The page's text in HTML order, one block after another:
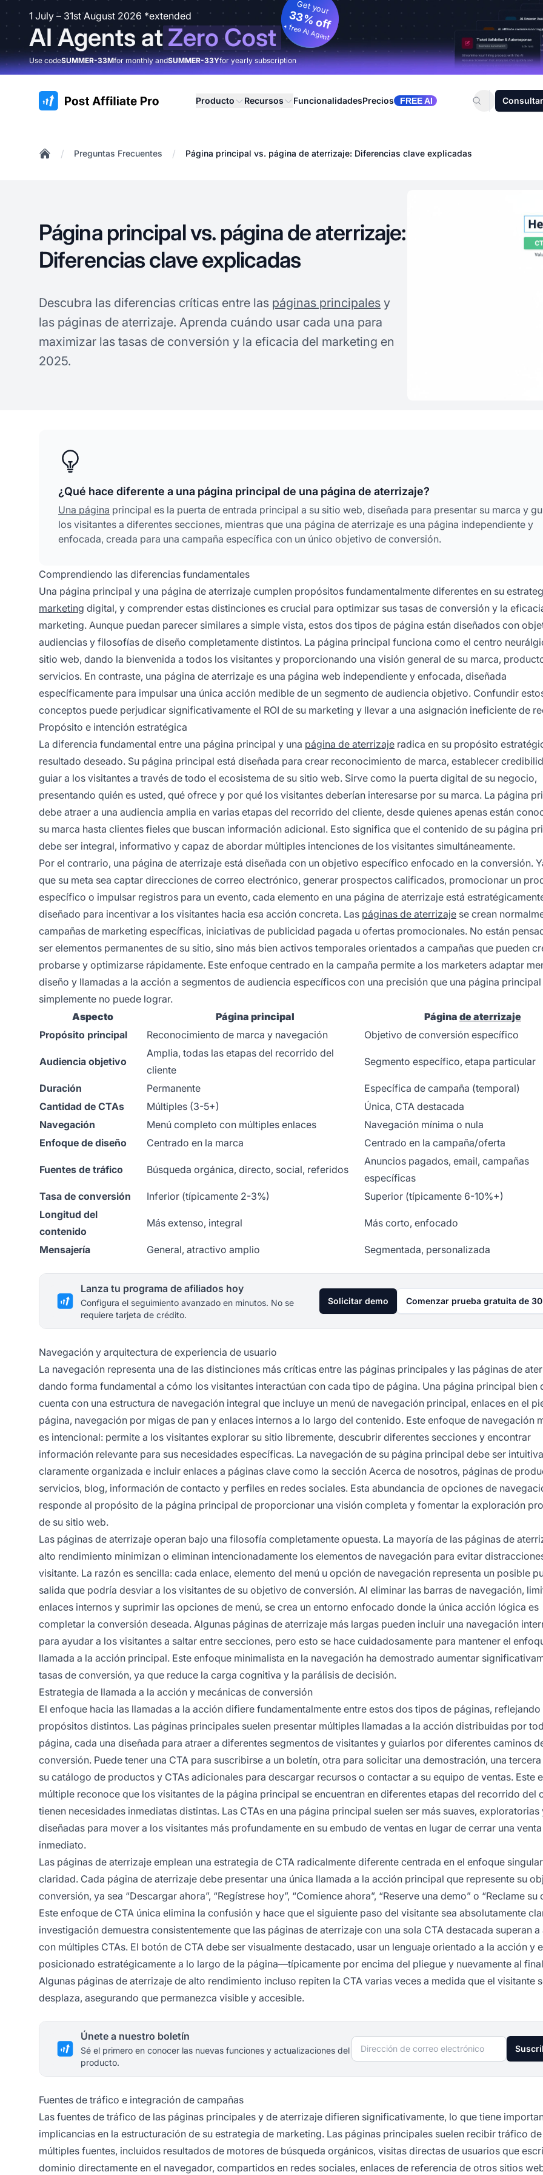
1 July – 31st August 2026 *extended
AI Agents atZero Cost
Get your
33% off
+ free AI Agent
Use codeSUMMER-33Mfor monthly andSUMMER-33Yfor yearly subscription
:site.title Producto Recursos FuncionalidadesPrecios FREE AI
/ Preguntas Frecuentes / Página principal vs. página de aterrizaje: Diferencias clave explicadas
Página principal vs. página de aterrizaje:
Diferencias clave explicadas
Descubra las diferencias críticas entre las páginas principales y
las páginas de aterrizaje. Aprenda cuándo usar cada una para
maximizar las tasas de conversión y la eficacia del marketing en
2025.
¿Qué hace diferente a una página principal de una página de aterrizaje?
Una página principal es la puerta de entrada principal a su sitio web, diseñada para presentar su marca y
los visitantes a diferentes secciones, mientras que una página de aterrizaje es una página independiente y
enfocada, creada para una campaña específica con un único objetivo de conversión.
Comprendiendo las diferencias fundamentales
Una página principal y una página de aterrizaje cumplen propósitos fundamentalmente diferentes en su
marketing digital, y comprender estas distinciones es crucial para optimizar sus tasas de conversión y la
marketing. Aunque puedan parecer similares a simple vista, estos dos tipos de página están diseñados con
audiencias y filosofías de diseño completamente distintos. La página principal funciona como el centro
sitio web, dando la bienvenida a todos los visitantes y proporcionando una visión general de su marca,
servicios. En contraste, una página de aterrizaje es una página web independiente y enfocada, diseñada
específicamente para impulsar una única acción medible de un segmento de audiencia objetivo. Confundir
conceptos puede perjudicar significativamente el ROI de su marketing y llevar a una asignación ineficiente de
Propósito e intención estratégica
La diferencia fundamental entre una página principal y una página de aterrizaje radica en su propósito
resultado deseado. Su página principal está diseñada para crear reconocimiento de marca, establecer
guiar a los visitantes a través de todo el ecosistema de su sitio web. Sirve como la puerta digital de su negocio,
presentando quién es usted, qué ofrece y por qué los visitantes deberían interesarse por su marca. La página
debe atraer a una audiencia amplia en varias etapas del recorrido del cliente, desde quienes apenas están
su marca hasta clientes fieles que buscan información adicional. Esto significa que el contenido de su página
debe ser integral, informativo y capaz de abordar múltiples intenciones de los visitantes simultáneamente.
Por el contrario, una página de aterrizaje está diseñada con un objetivo específico enfocado en la conversión.
que su meta sea captar direcciones de correo electrónico, generar prospectos calificados, promocionar un
específico o impulsar registros para un evento, cada elemento en una página de aterrizaje está
diseñado para incentivar a los visitantes hacia esa acción concreta. Las páginas de aterrizaje se crean
campañas de marketing específicas, iniciativas de publicidad pagada u ofertas promocionales. No están
ser elementos permanentes de su sitio, sino más bien activos temporales orientados a campañas que pueden
probarse y optimizarse rápidamente. Este enfoque centrado en la campaña permite a los marketers adaptar
diseño y llamadas a la acción a segmentos de audiencia específicos con una precisión que una página principal
simplemente no puede lograr.
Aspecto
Página principal Página de aterrizaje
Propósito principal
Reconocimiento de marca y navegación Objetivo de conversión específico
Audiencia objetivo
Amplia, todas las etapas del recorrido del
cliente
Segmento específico, etapa particular
Duración Permanente
Específica de campaña (temporal)
Cantidad de CTAs
Múltiples (3-5+)
Única, CTA destacada
Navegación
Menú completo con múltiples enlaces
Navegación mínima o nula
Enfoque de diseño
Centrado en la marca Centrado en la campaña/oferta
Fuentes de tráfico Búsqueda orgánica, directo, social, referidos
Anuncios pagados, email, campañas
específicas
Tasa de conversión
Inferior (típicamente 2-3%)
Superior (típicamente 6-10%+)
Longitud del
contenido
Más extenso, integral Más corto, enfocado
Mensajería General, atractivo amplio Segmentada, personalizada
Lanza tu programa de afiliados hoy
Configura el seguimiento avanzado en minutos. No se
requiere tarjeta de crédito.
Solicitar demo Comenzar prueba gratuita de
Navegación y arquitectura de experiencia de usuario
La navegación representa una de las distinciones más críticas entre las páginas principales y las páginas de
dando forma fundamental a cómo los visitantes interactúan con cada tipo de página. Una página principal bien
cuenta con una estructura de navegación integral que incluye un menú de navegación principal, enlaces en el
página, navegación por migas de pan y enlaces internos a lo largo del contenido. Este enfoque de navegación
es intencional: permite a los visitantes explorar su sitio libremente, descubrir diferentes secciones y encontrar
información relevante para sus necesidades específicas. La navegación de su página principal debe ser
claramente organizada e incluir enlaces a páginas clave como la sección Acerca de nosotros, páginas de
servicios, blog, información de contacto y perfiles en redes sociales. Esta abundancia de opciones de
responde al propósito de la página principal de proporcionar una visión completa y fomentar la exploración
de su sitio web.
Las páginas de aterrizaje operan bajo una filosofía completamente opuesta. La mayoría de las páginas de
alto rendimiento minimizan o eliminan intencionadamente los elementos de navegación para evitar
visitante. La razón es sencilla: cada enlace, elemento del menú u opción de navegación representa un posible
salida que podría desviar a los visitantes de su objetivo de conversión. Al eliminar las barras de navegación,
enlaces internos y suprimir las opciones de menú, se crea un entorno enfocado donde la única acción lógica es
completar la conversión deseada. Algunas páginas de aterrizaje más largas pueden incluir una navegación
para ayudar a los visitantes a saltar entre secciones, pero esto se hace cuidadosamente para mantener el
llamada a la acción principal. Este enfoque minimalista en la navegación ha demostrado aumentar
tasas de conversión, ya que reduce la carga cognitiva y la parálisis de decisión.
Estrategia de llamada a la acción y mecánicas de conversión
El enfoque hacia las llamadas a la acción difiere fundamentalmente entre estos dos tipos de páginas, reflejando
propósitos distintos. Las páginas principales suelen presentar múltiples llamadas a la acción distribuidas por
página, cada una diseñada para atraer a diferentes segmentos de visitantes y guiarlos por diferentes caminos
conversión. Puede tener una CTA para suscribirse a un boletín, otra para solicitar una demostración, una
su catálogo de productos y CTAs adicionales para descargar recursos o contactar a su equipo de ventas. Este
múltiple reconoce que los visitantes de la página principal se encuentran en diferentes etapas del recorrido del
tienen necesidades inmediatas distintas. Las CTAs en una página principal suelen ser más suaves, exploratorias
diseñadas para mover a los visitantes más profundamente en su embudo de ventas en lugar de cerrar una
inmediato.
Las páginas de aterrizaje emplean una estrategia de CTA radicalmente diferente centrada en el enfoque
claridad. Cada página de aterrizaje debe presentar una única llamada a la acción principal que represente su
conversión, ya sea “Descargar ahora”, “Regístrese hoy”, “Comience ahora”, “Reserve una demo” o “Reclame su
Este enfoque de CTA única elimina la confusión y hace que el siguiente paso del visitante sea absolutamente
investigación demuestra consistentemente que las páginas de aterrizaje con una sola CTA destacada superan a
con múltiples CTAs. El botón de CTA debe ser visualmente destacado, usar un lenguaje orientado a la acción y
posicionado estratégicamente a lo largo de la página—típicamente por encima del pliegue y nuevamente al
Algunas páginas de aterrizaje de alto rendimiento incluso repiten la CTA varias veces a medida que el visitante
desplaza, asegurando que permanezca visible y accesible.
Únete a nuestro boletín
Sé el primero en conocer las nuevas funciones y actualizaciones del
producto.
Dirección de correo electrónico
Fuentes de tráfico e integración de campañas
Las fuentes de tráfico de las páginas principales y de aterrizaje difieren significativamente, lo que tiene
implicancias en la estructuración de su estrategia de marketing. Las páginas principales suelen recibir tráfico de
múltiples fuentes, incluidos resultados de motores de búsqueda orgánicos, visitas directas de usuarios que
dominio directamente en el navegador, compartidos en redes sociales, enlaces de referencia de otros sitios